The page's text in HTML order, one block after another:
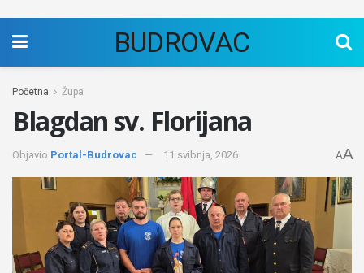
BUDROVAC
Početna Župa
Blagdan sv. Florijana
Objavio Portal-Budrovac 11 svibnja, 2026 AA